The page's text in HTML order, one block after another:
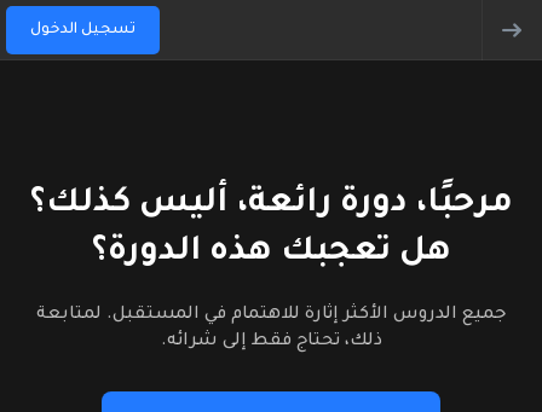
تسجيل الدخول
مرحبًا، دورة رائعة، أليس كذلك؟
هل تعجبك هذه الدورة؟
جميع الدروس الأكثر إثارة للاهتمام في المستقبل. لمتابعة
ذلك، تحتاج فقط إلى شرائه.